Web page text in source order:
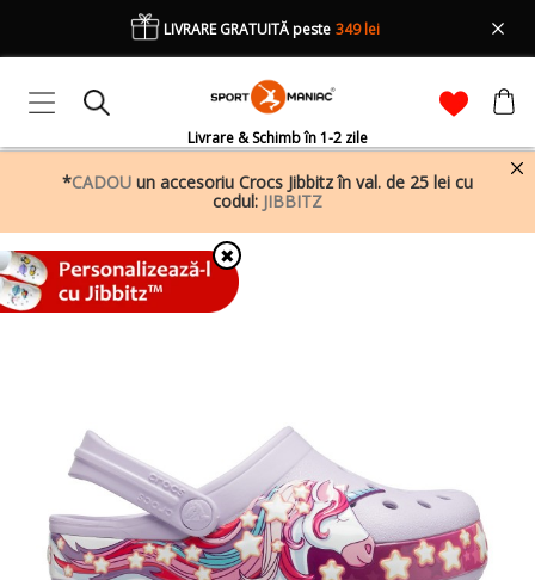
Livrare & Schimb în 1-2 zile
LIVRARE GRATUITĂ peste 349 lei
*CADOU un accesoriu Crocs Jibbitz în val. de 25 lei cu
codul: JIBBITZ
✖